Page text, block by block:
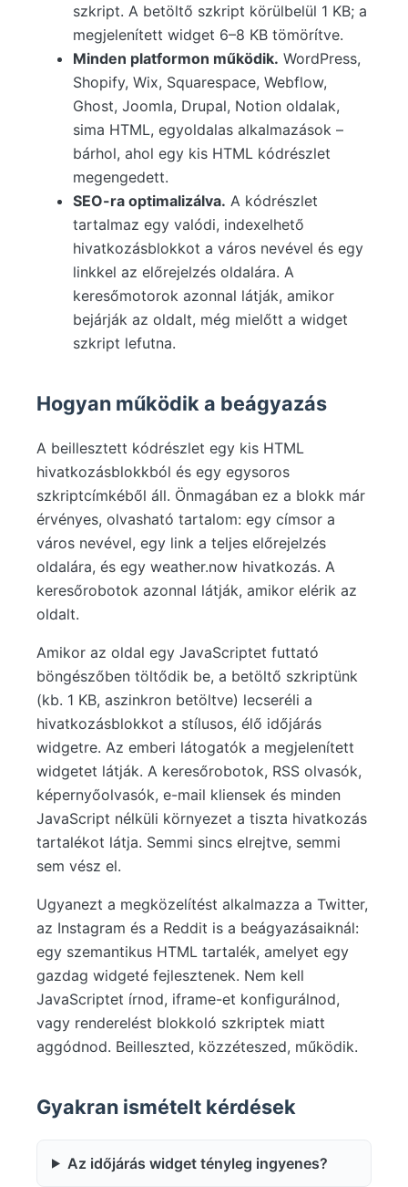
szkript. A betöltő szkript körülbelül 1 KB; a
megjelenített widget 6–8 KB tömörítve.
Minden platformon működik. WordPress,
Shopify, Wix, Squarespace, Webflow,
Ghost, Joomla, Drupal, Notion oldalak,
sima HTML, egyoldalas alkalmazások –
bárhol, ahol egy kis HTML kódrészlet
megengedett.
SEO-ra optimalizálva. A kódrészlet
tartalmaz egy valódi, indexelhető
hivatkozásblokkot a város nevével és egy
linkkel az előrejelzés oldalára. A
keresőmotorok azonnal látják, amikor
bejárják az oldalt, még mielőtt a widget
szkript lefutna.
Hogyan működik a beágyazás
A beillesztett kódrészlet egy kis HTML
hivatkozásblokkból és egy egysoros
szkriptcímkéből áll. Önmagában ez a blokk már
érvényes, olvasható tartalom: egy címsor a
város nevével, egy link a teljes előrejelzés
oldalára, és egy weather.now hivatkozás. A
keresőrobotok azonnal látják, amikor elérik az
oldalt.
Amikor az oldal egy JavaScriptet futtató
böngészőben töltődik be, a betöltő szkriptünk
(kb. 1 KB, aszinkron betöltve) lecseréli a
hivatkozásblokkot a stílusos, élő időjárás
widgetre. Az emberi látogatók a megjelenített
widgetet látják. A keresőrobotok, RSS olvasók,
képernyőolvasók, e-mail kliensek és minden
JavaScript nélküli környezet a tiszta hivatkozás
tartalékot látja. Semmi sincs elrejtve, semmi
sem vész el.
Ugyanezt a megközelítést alkalmazza a Twitter,
az Instagram és a Reddit is a beágyazásaiknál:
egy szemantikus HTML tartalék, amelyet egy
gazdag widgeté fejlesztenek. Nem kell
JavaScriptet írnod, iframe-et konfigurálnod,
vagy renderelést blokkoló szkriptek miatt
aggódnod. Beilleszted, közzéteszed, működik.
Gyakran ismételt kérdések
Az időjárás widget tényleg ingyenes?